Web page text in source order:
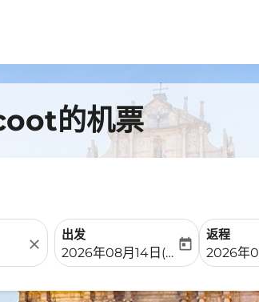
的机票
close
出发
fc-booking-departure-date-
2026年08月14日(周五)
today
返程
fc-
2026年